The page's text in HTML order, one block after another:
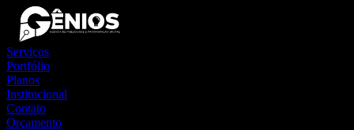
Serviços
Portfólio
Planos
Institucional
Contato
Orçamento